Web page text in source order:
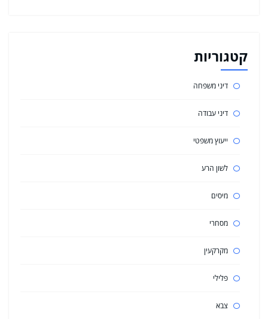
קטגוריות
דיני משפחה
דיני עבודה
ייעוץ משפטי
לשון הרע
מיסים
מסחרי
מקרקעין
פלילי
צבא